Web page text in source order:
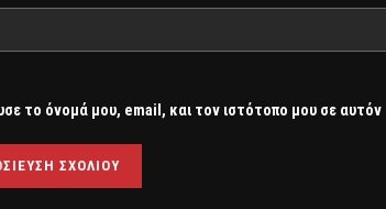
το όνομά μου, email, και τον ιστότοπο μου σε